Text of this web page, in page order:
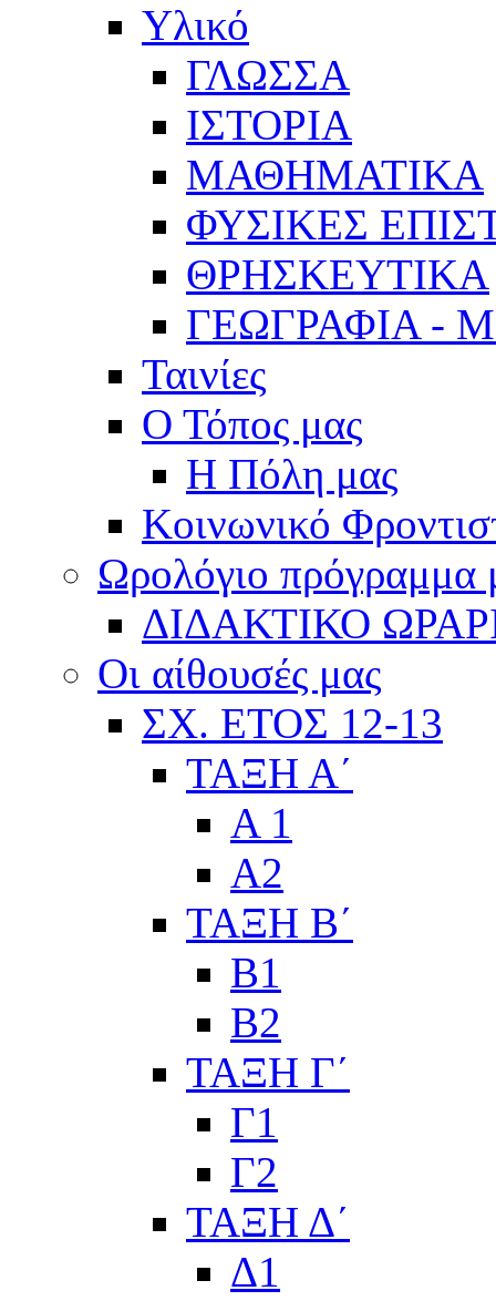
Υλικό
ΓΛΩΣΣΑ
ΙΣΤΟΡΙΑ
ΜΑΘΗΜΑΤΙΚΑ
ΦΥΣΙΚΕΣ
ΘΡΗΣΚΕΥΤΙΚΑ
ΓΕΩΓΡΑΦΙΑ -
Ταινίες
Ο Τόπος μας
Η Πόλη μας
Κοινωνικό
Ωρολόγιο πρόγραμμα
ΔΙΔΑΚΤΙΚΟ
Οι αίθουσές μας
ΣΧ. ΕΤΟΣ 12-13
ΤΑΞΗ Α΄
Α 1
Α2
ΤΑΞΗ Β΄
Β1
Β2
ΤΑΞΗ Γ΄
Γ1
Γ2
ΤΑΞΗ Δ΄
Δ1